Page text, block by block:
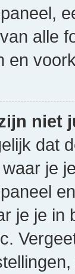
alle
en
niet
dat
je
je je in